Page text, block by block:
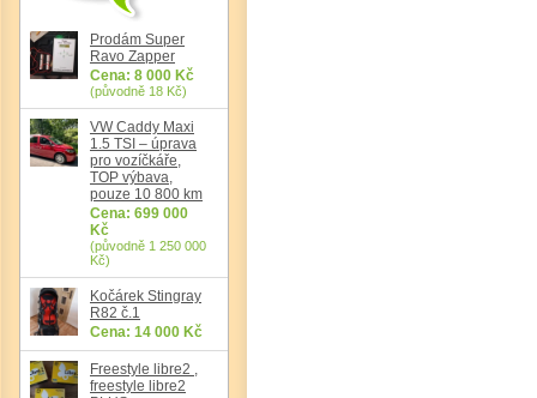
Prodám Super
Ravo Zapper
Cena: 8 000 Kč
(původně 18 Kč)
VW Caddy Maxi
1.5 TSI – úprava
pro vozíčkáře,
TOP výbava,
pouze 10 800 km
Cena: 699 000
Kč
(původně 1 250 000
Kč)
Kočárek Stingray
R82 č.1
Cena: 14 000 Kč
Freestyle libre2 ,
freestyle libre2